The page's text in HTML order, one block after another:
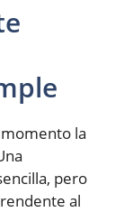
la
pero
al